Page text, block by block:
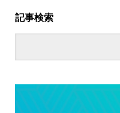
記事検索